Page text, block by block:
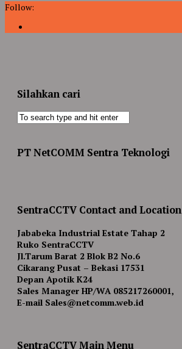
Follow:
Silahkan cari
PT NetCOMM Sentra Teknologi
SentraCCTV Contact and Location
Jababeka Industrial Estate Tahap 2
Ruko SentraCCTV
Jl.Tarum Barat 2 Blok B2 No.6
Cikarang Pusat – Bekasi 17531
Depan Apotik K24
Sales Manager HP/WA 085217260001,
E-mail Sales@netcomm.web.id
SentraCCTV Main Menu